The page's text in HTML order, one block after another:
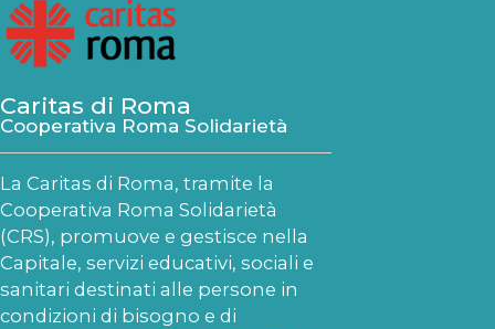
Caritas di Roma
Cooperativa Roma Solidarietà
La Caritas di Roma, tramite la
Cooperativa Roma Solidarietà
(CRS), promuove e gestisce nella
Capitale, servizi educativi, sociali e
sanitari destinati alle persone in
condizioni di bisogno e di